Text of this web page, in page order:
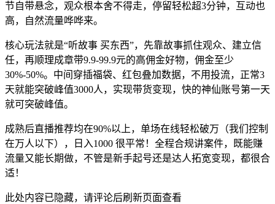
节自带悬念，观众根本舍不得走，停留轻松超3分钟，互动也
高，自然流量哗哗来。
核心玩法就是“听故事 买东西”，先靠故事抓住观众、建立信
任，再顺理成章带9.9-99.9元的高佣金好物，佣金至少
30%-50%。中间穿插福袋、红包叠加数据，不用投流，正常3
天就能突破峰值3000人，实现带货变现，快的神仙账号第一天
就可突破峰值。
成熟后直播推荐均在90%以上，单场在线轻松破万（我们控制
在万人以下），日入1000 很平常！全程合规讲案件，既能赚
流量又能长期做，不管是新手起号还是达人拓宽变现，都很合
适！
此处内容已隐藏，请评论后刷新页面查看